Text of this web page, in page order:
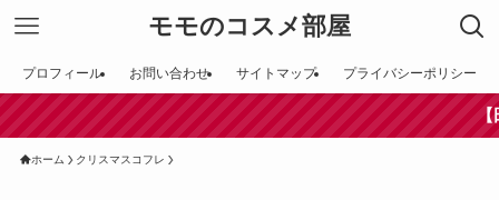
モモのコスメ部屋
プロフィール お問い合わせ サイトマップ プライバシーポリシー
【田中みな実
ホーム クリスマスコフレ